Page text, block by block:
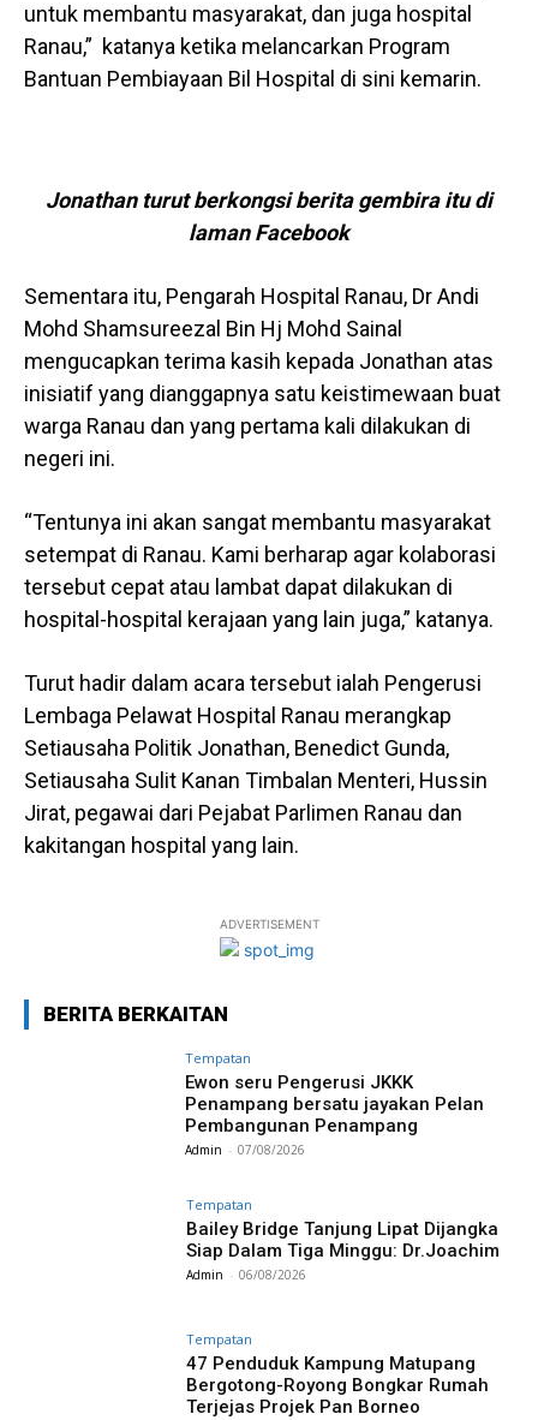
untuk membantu masyarakat, dan juga hospital
Ranau,” katanya ketika melancarkan Program
Bantuan Pembiayaan Bil Hospital di sini kemarin.
Jonathan turut berkongsi berita gembira itu di
laman Facebook
Sementara itu, Pengarah Hospital Ranau, Dr Andi
Mohd Shamsureezal Bin Hj Mohd Sainal
mengucapkan terima kasih kepada Jonathan atas
inisiatif yang dianggapnya satu keistimewaan buat
warga Ranau dan yang pertama kali dilakukan di
negeri ini.
“Tentunya ini akan sangat membantu masyarakat
setempat di Ranau. Kami berharap agar kolaborasi
tersebut cepat atau lambat dapat dilakukan di
hospital-hospital kerajaan yang lain juga,” katanya.
Turut hadir dalam acara tersebut ialah Pengerusi
Lembaga Pelawat Hospital Ranau merangkap
Setiausaha Politik Jonathan, Benedict Gunda,
Setiausaha Sulit Kanan Timbalan Menteri, Hussin
Jirat, pegawai dari Pejabat Parlimen Ranau dan
kakitangan hospital yang lain.
ADVERTISEMENT
BERITA BERKAITAN
Tempatan
Ewon seru Pengerusi JKKK
Penampang bersatu jayakan Pelan
Pembangunan Penampang
Admin - 07/08/2026
Tempatan
Bailey Bridge Tanjung Lipat Dijangka
Siap Dalam Tiga Minggu: Dr.Joachim
Admin - 06/08/2026
Tempatan
47 Penduduk Kampung Matupang
Bergotong-Royong Bongkar Rumah
Terjejas Projek Pan Borneo